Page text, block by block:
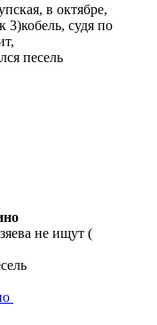
в октябре,
3)кобель, судя по
песель
не ищут (